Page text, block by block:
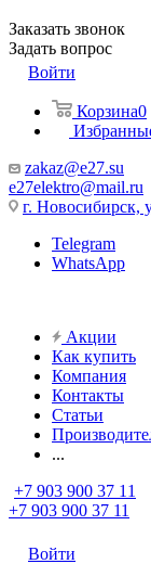
Заказать звонок
Задать вопрос
Войти
Корзина0
zakaz@e27.su
e27elektro@mail.ru
г. Новосибирск,
Telegram
WhatsApp
Акции
Как купить
Компания
Контакты
Статьи
...
+7 903 900 37 11
+7 903 900 37 11
Войти